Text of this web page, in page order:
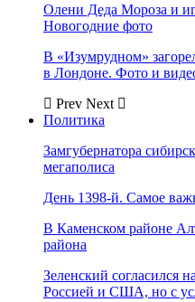
Олени Деда Мороза и
Новогодние фото
В «Изумрудном»
в Лондоне. Фото и
Prev Next
Политика
Замгубернатора
мегаполиса
День 1398-й. Самое
В Каменском районе
района
Зеленский согласился
Россией и США, но с